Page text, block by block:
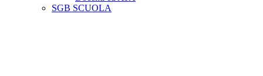
SGB SCUOLA